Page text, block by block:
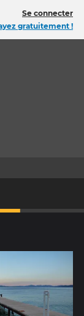
Se connecter
gratuitement !